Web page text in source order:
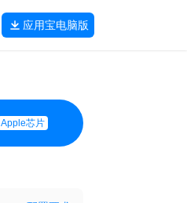
应用宝电脑版
Apple芯片